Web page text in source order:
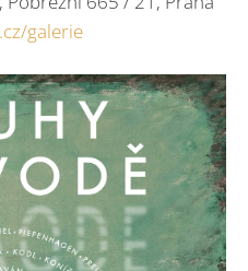
galerie